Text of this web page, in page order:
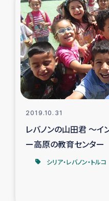
スリランカの南北女性を
復
民
2019.10.31
レバノンの山田君 ～
ー高原の教育センター
シリア・レバノン・トルコ